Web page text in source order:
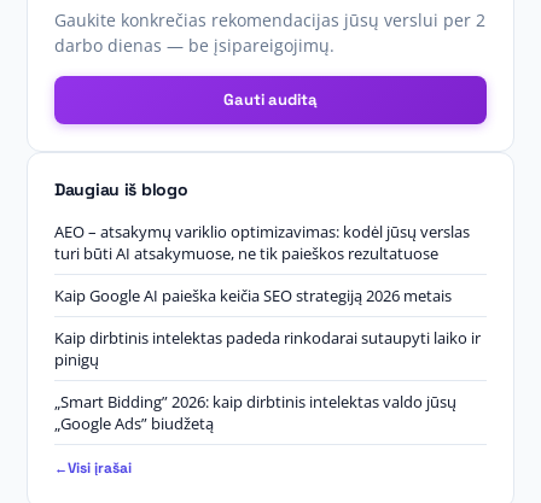
Gaukite konkrečias rekomendacijas jūsų verslui per 2
darbo dienas — be įsipareigojimų.
Gauti auditą
Daugiau iš blogo
AEO – atsakymų variklio optimizavimas: kodėl jūsų verslas
turi būti AI atsakymuose, ne tik paieškos rezultatuose
Kaip Google AI paieška keičia SEO strategiją 2026 metais
Kaip dirbtinis intelektas padeda rinkodarai sutaupyti laiko ir
pinigų
„Smart Bidding” 2026: kaip dirbtinis intelektas valdo jūsų
„Google Ads” biudžetą
Visi įrašai